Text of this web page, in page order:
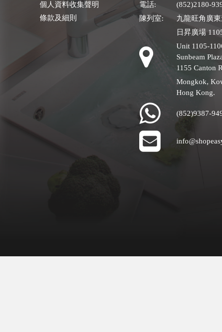
個人資料收集聲明
條款及細則
電話:
(852)2180-
陳列室:
九龍旺角廣
日昇廣場
Unit 1105-
Sunbeam
1155 Canton
Mongkok,
Hong Kong.
(852)9387-